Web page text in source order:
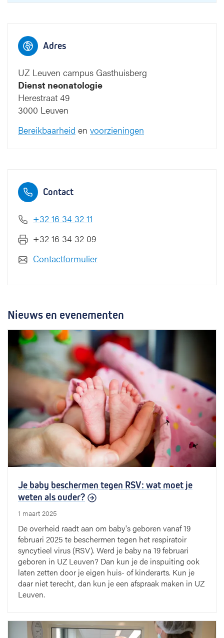
Adres
UZ Leuven campus Gasthuisberg
Dienst neonatologie
Herestraat 49
3000 Leuven
Bereikbaarheid en voorzieningen
Contact
+32 16 34 32 11
+32 16 34 32 09
Contactformulier
Nieuws en evenementen
Je baby beschermen tegen RSV: wat moet je
weten als ouder?
1 maart 2025
De overheid raadt aan om baby's geboren vanaf 19
februari 2025 te beschermen tegen het respiratoir
syncytieel virus (RSV). Werd je baby na 19 februari
geboren in UZ Leuven? Dan kun je de inspuiting ook
laten zetten door je eigen huis- of kinderarts. Kun je
daar niet terecht, dan kun je een afspraak maken in UZ
Leuven.